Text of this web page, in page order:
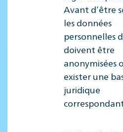
Avant d’être
les données
personnelles
doivent être
anonymisées
exister une
juridique